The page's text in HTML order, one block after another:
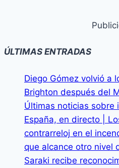
ÚLTIMAS ENTRADAS
Diego Gómez volvió a
Brighton después del
Últimas noticias sobre
España, en directo |
contrarreloj en el
que alcance otro nivel
Saraki recibe